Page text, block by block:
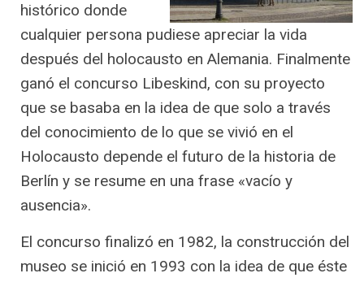
histórico donde
cualquier persona pudiese apreciar la vida
después del holocausto en Alemania. Finalmente
ganó el concurso Libeskind, con su proyecto
que se basaba en la idea de que solo a través
del conocimiento de lo que se vivió en el
Holocausto depende el futuro de la historia de
Berlín y se resume en una frase «vacío y
ausencia».
El concurso finalizó en 1982, la construcción del
museo se inició en 1993 con la idea de que éste